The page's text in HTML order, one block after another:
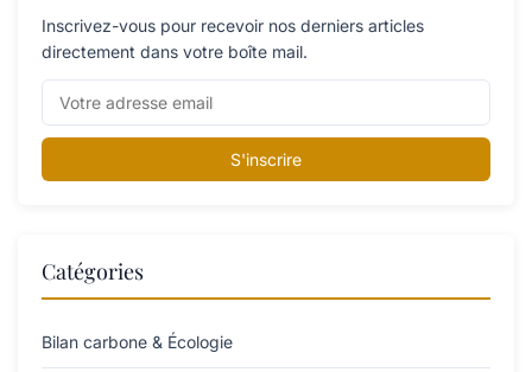
Inscrivez-vous pour recevoir nos derniers articles
directement dans votre boîte mail.
S'inscrire
Catégories
Bilan carbone & Écologie